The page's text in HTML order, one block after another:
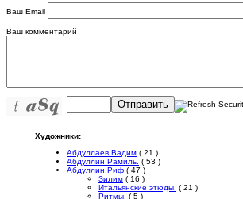
Ваш Email
Ваш комментарий
Отправить
Художники:
Абдуллаев Вадим ( 21 )
Абдуллин Рамиль. ( 53 )
Абдуллин Риф ( 47 )
Зилим ( 16 )
Итальянские этюды. ( 21 )
Ритмы. ( 5 )